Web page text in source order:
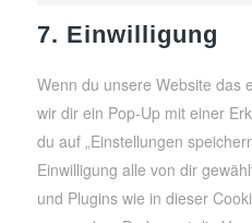
7. Einwilligung
Wenn du unsere Website das
wir dir ein Pop-Up mit einer
du auf „Einstellungen
Einwilligung alle von dir
und Plugins wie in dieser